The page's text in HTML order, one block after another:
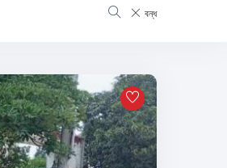
বন্ধ